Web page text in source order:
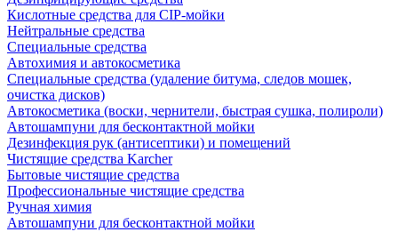
Кислотные средства для CIP-мойки
Нейтральные средства
Специальные средства
Автохимия и автокосметика
Специальные средства (удаление битума, следов мошек,
очистка дисков)
Автокосметика (воски, чернители, быстрая сушка, полироли)
Автошампуни для бесконтактной мойки
Дезинфекция рук (антисептики) и помещений
Чистящие средства Karcher
Бытовые чистящие средства
Профессиональные чистящие средства
Ручная химия
Автошампуни для бесконтактной мойки